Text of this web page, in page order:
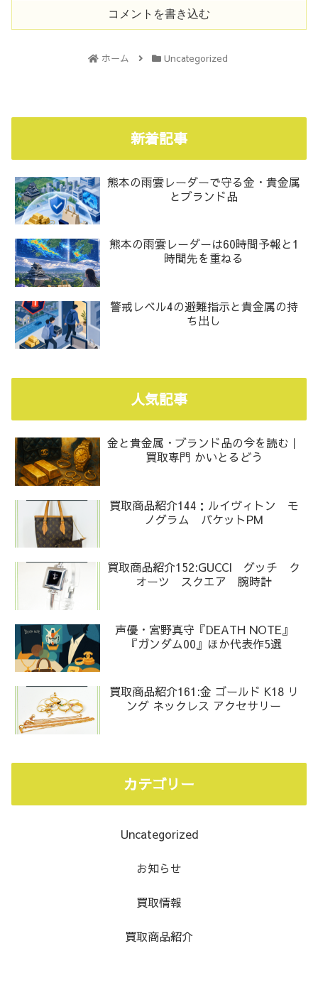
コメントを書き込む
ホーム Uncategorized
新着記事
熊本の雨雲レーダーで守る金・貴金属
とブランド品
熊本の雨雲レーダーは60時間予報と1
時間先を重ねる
警戒レベル4の避難指示と貴金属の持
ち出し
人気記事
金と貴金属・ブランド品の今を読む｜
買取専門 かいとるどう
買取商品紹介144：ルイヴィトン モ
ノグラム バケットPM
買取商品紹介152:GUCCI グッチ ク
オーツ スクエア 腕時計
声優・宮野真守『DEATH NOTE』
『ガンダム00』ほか代表作5選
買取商品紹介161:金 ゴールド K18 リ
ング ネックレス アクセサリー
カテゴリー
Uncategorized
お知らせ
買取情報
買取商品紹介